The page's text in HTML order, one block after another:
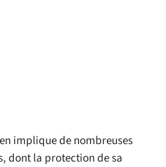
implique de nombreuses
dont la protection de sa